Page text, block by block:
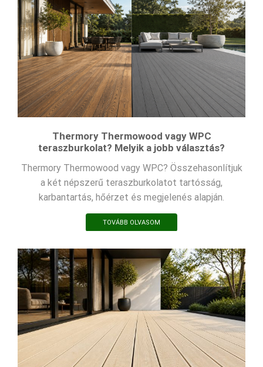
Thermory Thermowood vagy WPC
teraszburkolat? Melyik a jobb választás?
Thermory Thermowood vagy WPC? Összehasonlítjuk
a két népszerű teraszburkolatot tartósság,
karbantartás, hőérzet és megjelenés alapján.
TOVÁBB OLVASOM